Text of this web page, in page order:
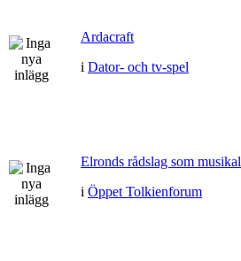
Ardacraft
i Dator- och tv-spel
Elronds rådslag som musikal
i Öppet Tolkienforum